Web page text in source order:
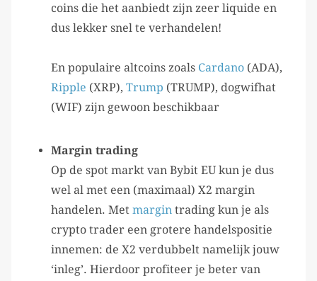
coins die het aanbiedt zijn zeer liquide en
dus lekker snel te verhandelen!
En populaire altcoins zoals Cardano (ADA),
Ripple (XRP), Trump (TRUMP), dogwifhat
(WIF) zijn gewoon beschikbaar
Margin trading
Op de spot markt van Bybit EU kun je dus
wel al met een (maximaal) X2 margin
handelen. Met margin trading kun je als
crypto trader een grotere handelspositie
innemen: de X2 verdubbelt namelijk jouw
‘inleg’. Hierdoor profiteer je beter van